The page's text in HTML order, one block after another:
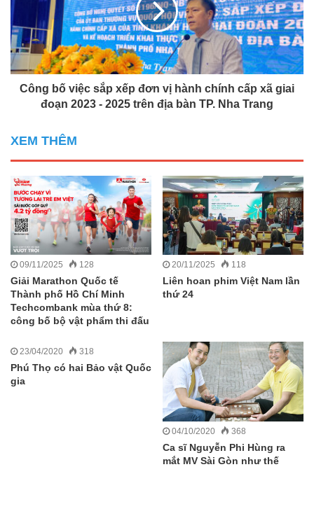
Công bố việc sắp xếp đơn vị hành chính cấp xã giai
đoạn 2023 - 2025 trên địa bàn TP. Nha Trang
XEM THÊM
09/11/2025 128
Giải Marathon Quốc tế
Thành phố Hồ Chí Minh
Techcombank mùa thứ 8:
công bố bộ vật phẩm thi đấu
20/11/2025 118
Liên hoan phim Việt Nam lần
thứ 24
23/04/2020 318
Phú Thọ có hai Bảo vật Quốc
gia
04/10/2020 368
Ca sĩ Nguyễn Phi Hùng ra
mắt MV Sài Gòn như thế